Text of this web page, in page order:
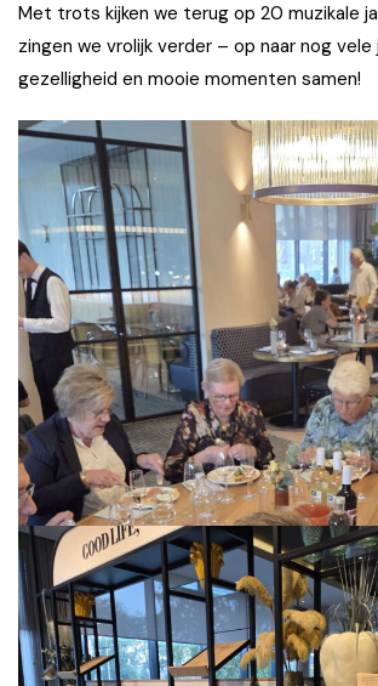
Met trots kijken we terug op 20 muzikale
zingen we vrolijk verder – op naar nog vele
gezelligheid en mooie momenten samen!